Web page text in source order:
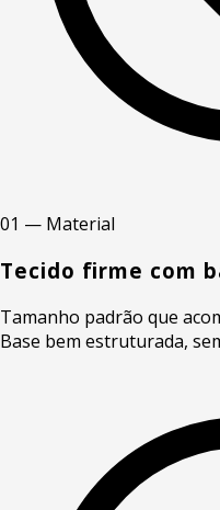
01 — Material
Tecido firme com
Tamanho padrão que
Base bem estruturada,